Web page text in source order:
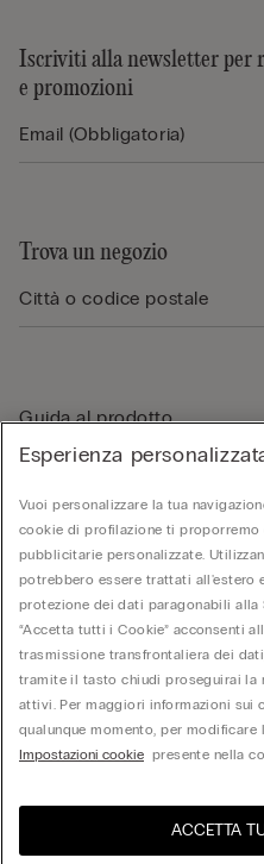
Iscriviti alla newsletter per
e promozioni
Trova un negozio
Guida al prodotto
Area Legale
Corporate
Calzedonia Switzerland AG, Wiesenstrasse
Visita l'e-store del tuo paese
Esperienza
Vuoi personalizzare la tua
cookie di profilazione ti proporremo
pubblicitarie personalizzate.
potrebbero essere trattati all'estero
protezione dei dati paragonabili alla
“Accetta tutti i Cookie” acconsenti
trasmissione transfrontaliera dei
tramite il tasto chiudi proseguirai la
attivi. Per maggiori informazioni sui
qualunque momento, per modificare
Impostazioni cookie presente nella
ACCETTA